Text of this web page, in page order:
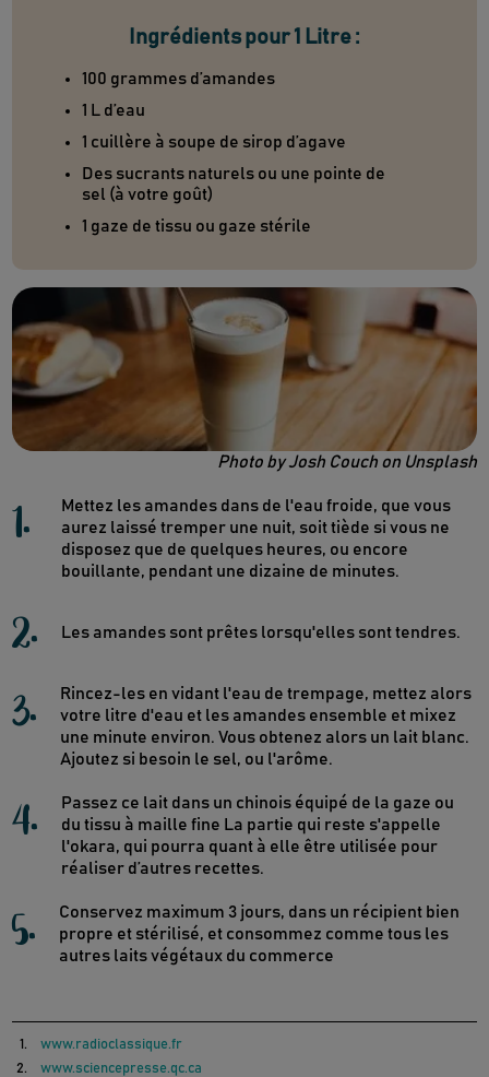
Ingrédients pour 1 Litre :
100 grammes d’amandes
1 L d’eau
1 cuillère à soupe de sirop d’agave
Des sucrants naturels ou une pointe de
sel (à votre goût)
1 gaze de tissu ou gaze stérile
Photo by Josh Couch on Unsplash
1.
Mettez les amandes dans de l'eau froide, que vous
aurez laissé tremper une nuit, soit tiède si vous ne
disposez que de quelques heures, ou encore
bouillante, pendant une dizaine de minutes.
2. Les amandes sont prêtes lorsqu'elles sont tendres.
3.
Rincez-les en vidant l'eau de trempage, mettez alors
votre litre d'eau et les amandes ensemble et mixez
une minute environ. Vous obtenez alors un lait blanc.
Ajoutez si besoin le sel, ou l'arôme.
4.
Passez ce lait dans un chinois équipé de la gaze ou
du tissu à maille fine La partie qui reste s'appelle
l'okara, qui pourra quant à elle être utilisée pour
réaliser d’autres recettes.
5.
Conservez maximum 3 jours, dans un récipient bien
propre et stérilisé, et consommez comme tous les
autres laits végétaux du commerce
www.radioclassique.fr
www.sciencepresse.qc.ca